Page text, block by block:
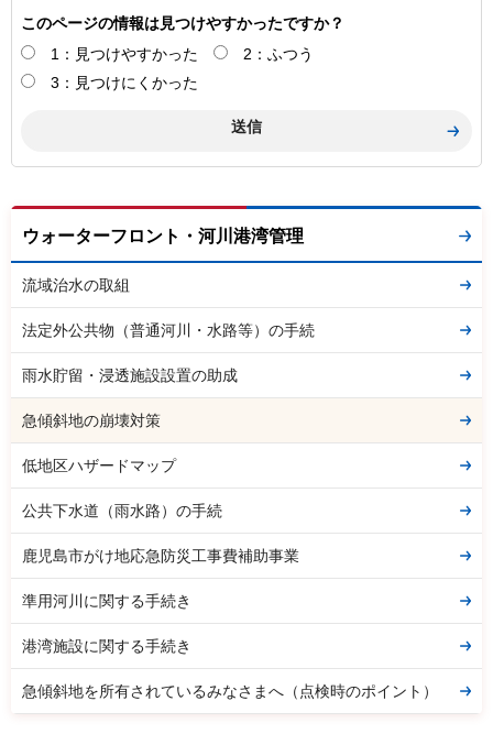
このページの情報は見つけやすかったですか？
1：見つけやすかった
2：ふつう
3：見つけにくかった
ウォーターフロント・河川港湾管理
流域治水の取組
法定外公共物（普通河川・水路等）の手続
雨水貯留・浸透施設設置の助成
急傾斜地の崩壊対策
低地区ハザードマップ
公共下水道（雨水路）の手続
鹿児島市がけ地応急防災工事費補助事業
準用河川に関する手続き
港湾施設に関する手続き
急傾斜地を所有されているみなさまへ（点検時のポイント）